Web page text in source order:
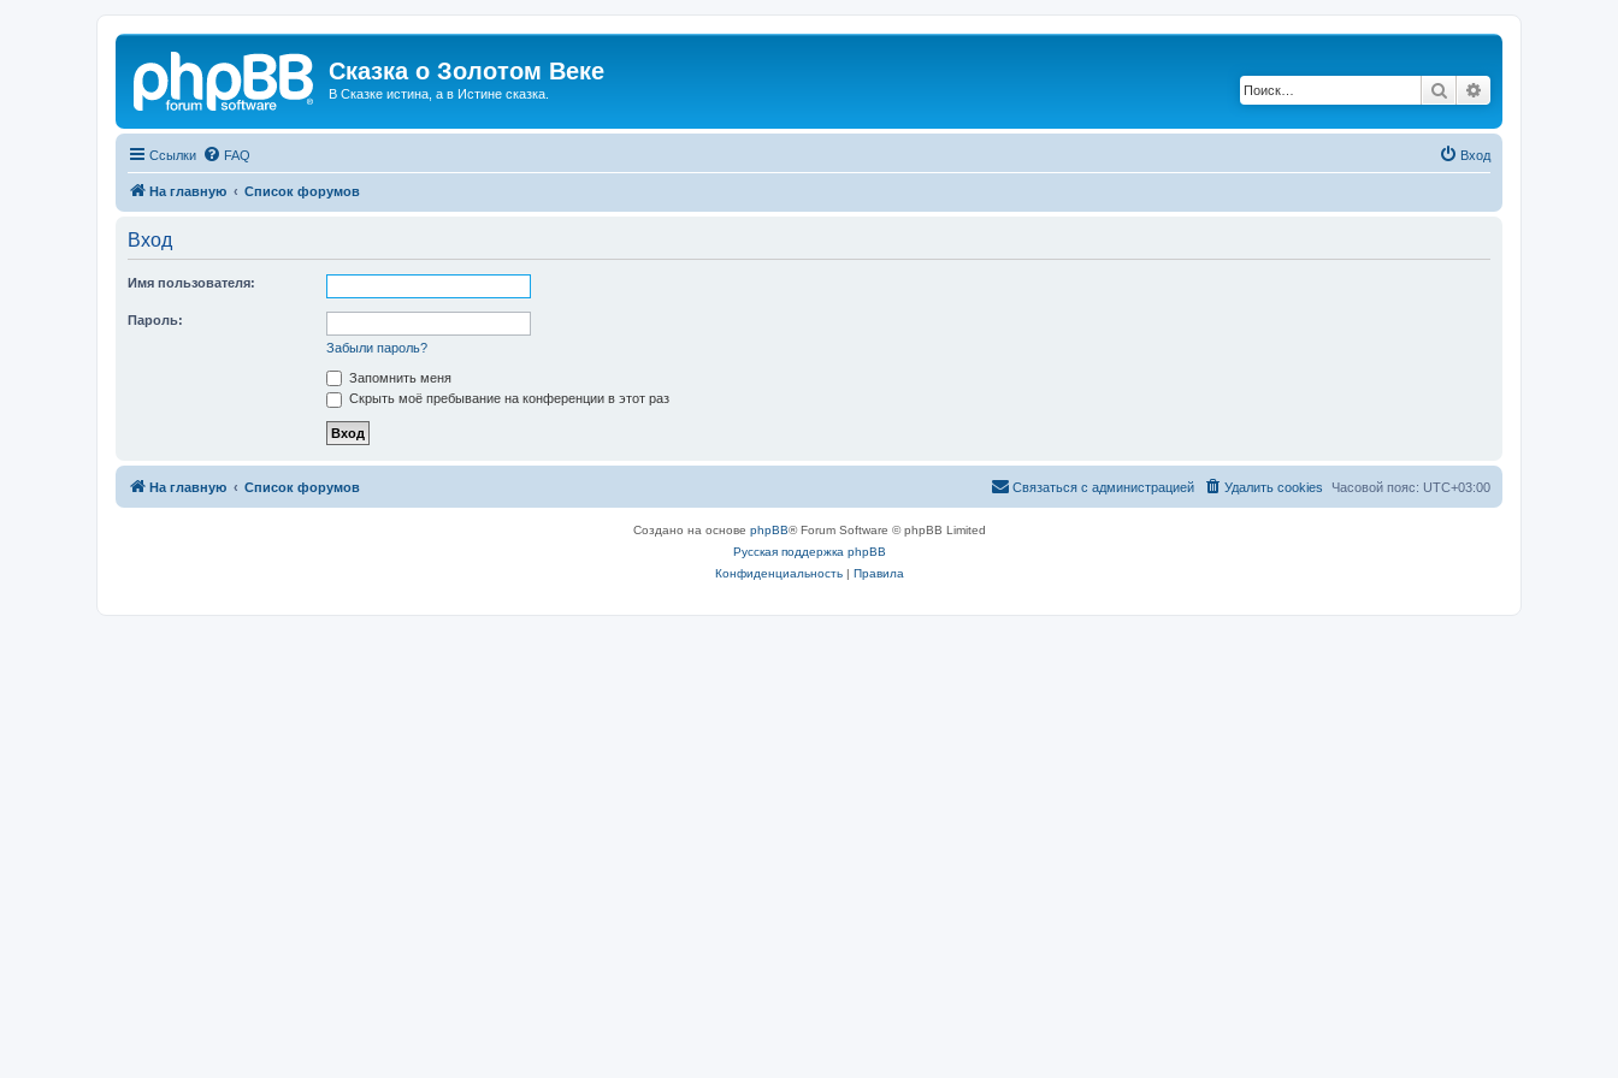
Сказка о Золотом Веке
В Сказке истина, а в Истине сказка. Поиск
Ссылки FAQ Вход
На главную Список форумов
Вход
Имя пользователя:
Пароль:
Забыли пароль?
Запомнить меня
Скрыть моё пребывание на конференции в этот раз
На главную Список форумов Часовой пояс: UTC+03:00
Удалить cookies
Связаться с администрацией
Создано на основе phpBB® Forum Software © phpBB Limited
Русская поддержка phpBB
Конфиденциальность| Правила